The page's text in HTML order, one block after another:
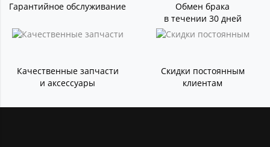
Гарантийное обслуживание
Обмен брака
в течении 30 дней
Качественные запчасти
и аксессуары
Скидки постоянным
клиентам